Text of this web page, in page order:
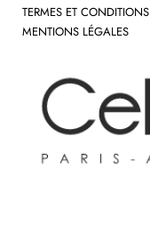
TERMES ET CONDITIONS
MENTIONS LÉGALES